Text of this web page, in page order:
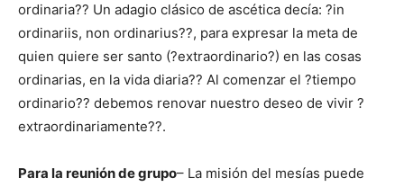
ordinaria?? Un adagio clásico de ascética decía: ?in
ordinariis, non ordinarius??, para expresar la meta de
quien quiere ser santo (?extraordinario?) en las cosas
ordinarias, en la vida diaria?? Al comenzar el ?tiempo
ordinario?? debemos renovar nuestro deseo de vivir ?
extraordinariamente??.
Para la reunión de grupo– La misión del mesías puede